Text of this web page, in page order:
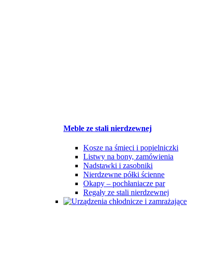
Meble ze stali nierdzewnej
Kosze na śmieci i popielniczki
Listwy na bony, zamówienia
Nadstawki i zasobniki
Nierdzewne półki ścienne
Okapy – pochłaniacze par
Regały ze stali nierdzewnej